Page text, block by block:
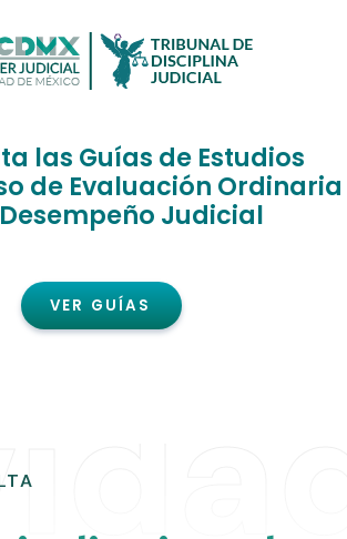
las Guías de Estudios
de Evaluación Ordinaria
Judicial
VER GUÍAS